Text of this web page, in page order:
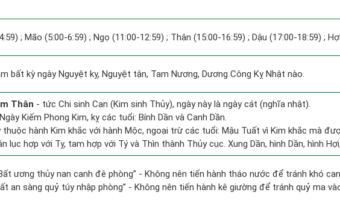
; Mão (5:00-6:59) ; Ngọ (11:00-12:59) ; Thân (15:00-16:59) ; Dậu (17:00-18:59) ;
bất kỳ ngày Nguyệt kỵ, Nguyệt tận, Tam Nương, Dương Công Kỵ Nhật nào.
Thân - tức Chi sinh Can (Kim sinh Thủy), ngày này là ngày cát (nghĩa nhật).
Kiếm Phong Kim, kỵ các tuổi: Bính Dần và Canh Dần.
thuộc hành Kim khắc với hành Mộc, ngoại trừ các tuổi: Mậu Tuất vì Kim khắc mà
lục hợp với Tỵ, tam hợp với Tý và Thìn thành Thủy cục. Xung Dần, hình Dần, hình
ương thủy nan canh đê phòng” - Không nên tiến hành tháo nước để tránh khó
an sàng quỷ túy nhập phòng” - Không nên tiến hành kê giường để tránh quỷ ma